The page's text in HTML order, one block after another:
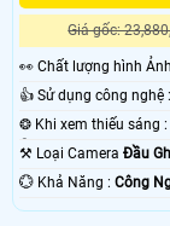
Giá gốc:
️👀 Chất lượng hình
👍 Sử dụng công nghệ :
❂ Khi xem thiếu sáng :
Camera .
⚒ Loại Camera Đầu
️💮 Khả Năng : Công